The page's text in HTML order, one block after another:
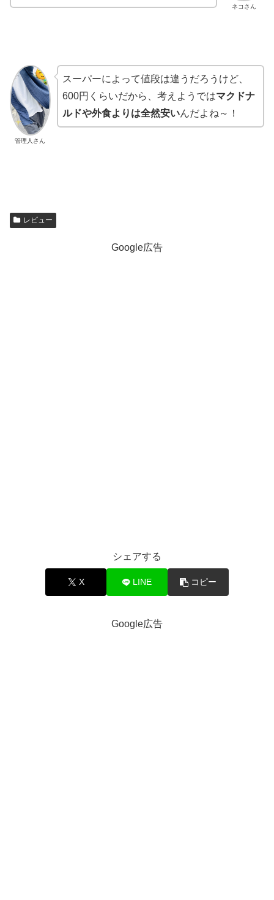
ネコさん
管理人さん
スーパーによって値段は違うだろうけど、
600円くらいだから、考えようではマクドナ
ルドや外食よりは全然安いんだよね～！
レビュー
Google広告
シェアする
X LINE コピー
Google広告